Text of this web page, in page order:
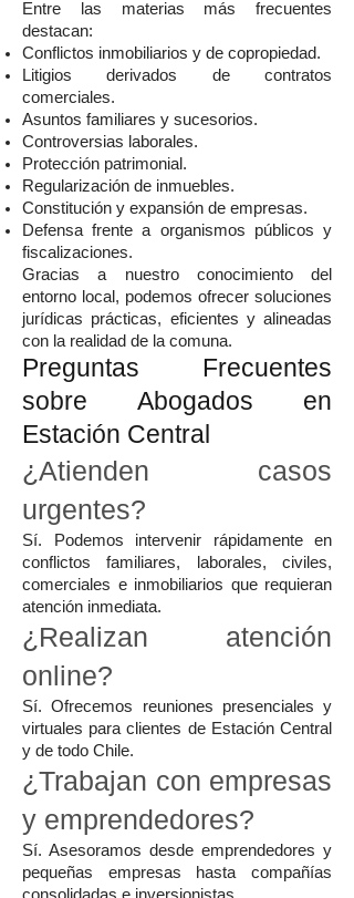
Entre las materias más frecuentes
destacan:
Conflictos inmobiliarios y de copropiedad.
Litigios derivados de contratos
comerciales.
Asuntos familiares y sucesorios.
Controversias laborales.
Protección patrimonial.
Regularización de inmuebles.
Constitución y expansión de empresas.
Defensa frente a organismos públicos y
fiscalizaciones.
Gracias a nuestro conocimiento del
entorno local, podemos ofrecer soluciones
jurídicas prácticas, eficientes y alineadas
con la realidad de la comuna.
Preguntas Frecuentes
sobre Abogados en
Estación Central
¿Atienden casos
urgentes?
Sí. Podemos intervenir rápidamente en
conflictos familiares, laborales, civiles,
comerciales e inmobiliarios que requieran
atención inmediata.
¿Realizan atención
online?
Sí. Ofrecemos reuniones presenciales y
virtuales para clientes de Estación Central
y de todo Chile.
¿Trabajan con empresas
y emprendedores?
Sí. Asesoramos desde emprendedores y
pequeñas empresas hasta compañías